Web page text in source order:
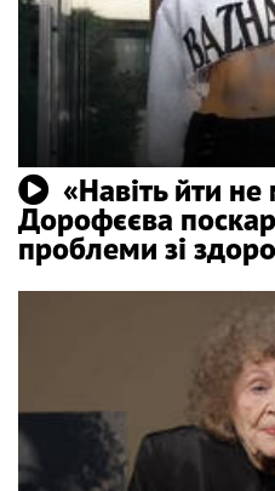
«Навіть йти
Дорофєєва
проблеми зі